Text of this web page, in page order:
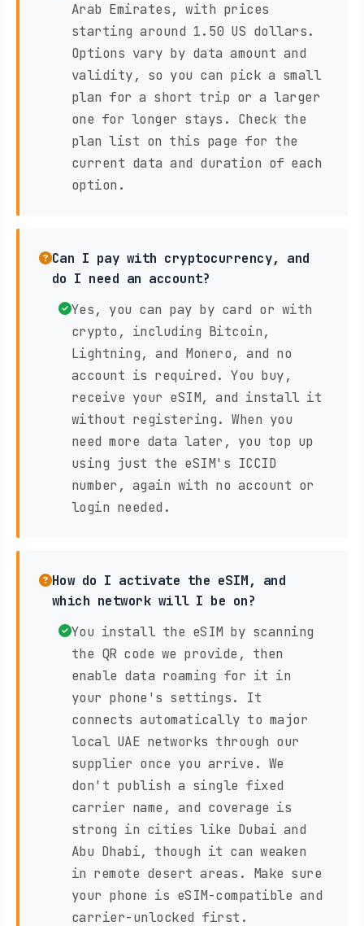
Arab Emirates, with prices
starting around 1.50 US dollars.
Options vary by data amount and
validity, so you can pick a small
plan for a short trip or a larger
one for longer stays. Check the
plan list on this page for the
current data and duration of each
option.
Can I pay with cryptocurrency, and
do I need an account?
Yes, you can pay by card or with
crypto, including Bitcoin,
Lightning, and Monero, and no
account is required. You buy,
receive your eSIM, and install it
without registering. When you
need more data later, you top up
using just the eSIM's ICCID
number, again with no account or
login needed.
How do I activate the eSIM, and
which network will I be on?
You install the eSIM by scanning
the QR code we provide, then
enable data roaming for it in
your phone's settings. It
connects automatically to major
local UAE networks through our
supplier once you arrive. We
don't publish a single fixed
carrier name, and coverage is
strong in cities like Dubai and
Abu Dhabi, though it can weaken
in remote desert areas. Make sure
your phone is eSIM-compatible and
carrier-unlocked first.